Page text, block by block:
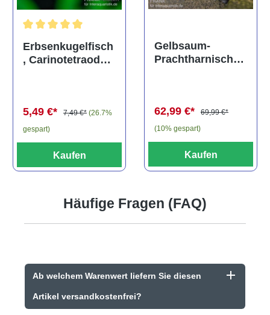
Durchschnittliche Bewertung von 5 von 5 Sternen
Erbsenkugelfisch
, Carinotetraodon
5,49 €* 7,49 €* (26.7%
gespart)
Kaufen
Gelbsaum-
Prachtharnischw
62,99 €*
69,99 €*
(10% gespart)
Kaufen
Häufige Fragen (FAQ)
Ab welchem Warenwert liefern Sie diesen
Artikel versandkostenfrei?